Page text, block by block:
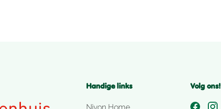
Handige links Volg ons!